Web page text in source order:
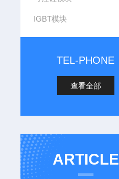
IGBT模块
TEL-PHONE
查看全部
ARTICLE